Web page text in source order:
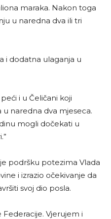
maraka. Nakon toga
u naredna dva ili tri
i dodatna ulaganja u
i u Čeličani koji
naredna dva mjeseca.
mogli dočekati u
podršku potezima Vlada
i izrazio očekivanje da
svoj dio posla.
Federacije. Vjerujem i